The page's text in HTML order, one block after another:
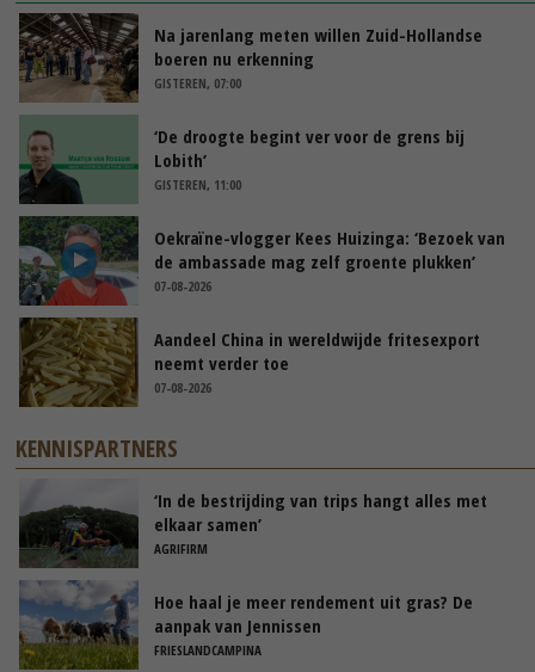
Na jarenlang meten willen Zuid-Hollandse
boeren nu erkenning
GISTEREN, 07:00
‘De droogte begint ver voor de grens bij
Lobith’
GISTEREN, 11:00
Oekraïne-vlogger Kees Huizinga: ‘Bezoek van
de ambassade mag zelf groente plukken’
07-08-2026
Aandeel China in wereldwijde fritesexport
neemt verder toe
07-08-2026
KENNISPARTNERS
‘In de bestrijding van trips hangt alles met
elkaar samen’
AGRIFIRM
Hoe haal je meer rendement uit gras? De
aanpak van Jennissen
FRIESLANDCAMPINA